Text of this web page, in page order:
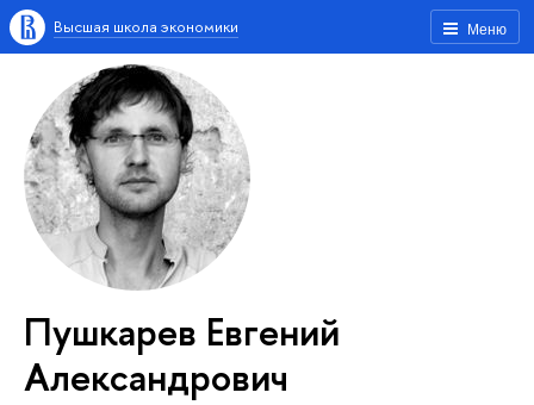
Меню
Высшая школа экономики
Пушкарев Евгений
Александрович